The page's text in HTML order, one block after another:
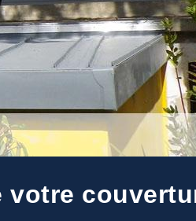
votre